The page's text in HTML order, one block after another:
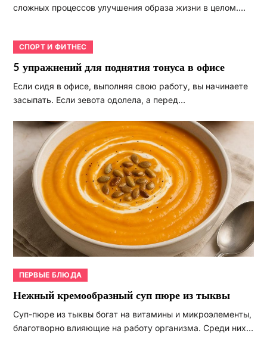
сложных процессов улучшения образа жизни в целом.…
СПОРТ И ФИТНЕС
5 упражнений для поднятия тонуса в офисе
Если сидя в офисе, выполняя свою работу, вы начинаете
засыпать. Если зевота одолела, а перед…
ПЕРВЫЕ БЛЮДА
Нежный кремообразный суп пюре из тыквы
Суп-пюре из тыквы богат на витамины и микроэлементы,
благотворно влияющие на работу организма. Среди них…